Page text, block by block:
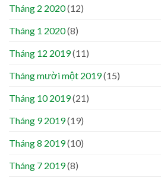
Tháng 2 2020(12)
Tháng 1 2020(8)
Tháng 12 2019(11)
Tháng mười một 2019(15)
Tháng 10 2019(21)
Tháng 9 2019(19)
Tháng 8 2019(10)
Tháng 7 2019(8)